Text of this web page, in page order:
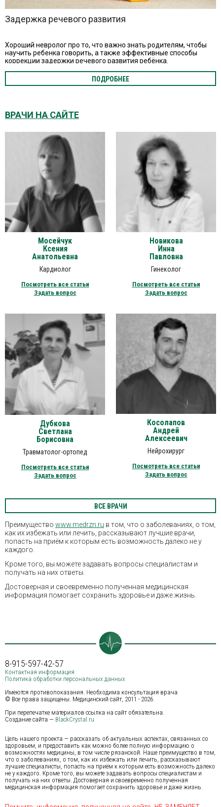
Задержка речевого развития
Хороший невролог про то, что важно знать родителям, чтобы
научить ребенка говорить, а также эффективные способы
коррекции задержки речевого развития ребёнка.
ПОДРОБНЕЕ
ВРАЧИ НА САЙТЕ
Мосейчук
Ксения
Анатольевна
Кардиолог
Посмотреть все статьи
Задать вопрос
Новикова
Инна
Павловна
Гинеколог
Посмотреть все статьи
Задать вопрос
Дубкова
Светлана
Борисовна
Травматолог-ортопед
Посмотреть все статьи
Задать вопрос
Косолапов
Андрей
Алексеевич
Нейрохирург
Посмотреть все статьи
Задать вопрос
ВСЕ ВРАЧИ
Преимущество www.medrzn.ru в том, что о заболеваниях, о том,
как их избежать или лечить, рассказывают лучшие врачи,
попасть на приём к которым есть возможность далеко не у
каждого.
Кроме того, вы можете задавать вопросы специалистам и
получать на них ответы.
Достоверная и своевременно полученная медицинская
информация помогает сохранить здоровье и даже жизнь.
8-915-597-42-57
Контактная информация
Политика обработки персональных данных
Имеются противопоказания. Необходима консультация врача
© Все права защищены. Медицинский сайт, 2011 - 2026.
При перепечатке материалов ссылка на сайт обязательна.
Создание сайта — BlackCrystal.ru
Цель нашего проекта — рассказать об актуальных аспектах, связанных со
здоровьем, и предоставить как можно более полную информацию о
возможностях медицины, в том числе рязанской. Наше преимущество в том,
что о заболеваниях, о том, как их избежать или лечить, рассказывают
лучшие специалисты, попасть на приём к которым есть возможность далеко
не у каждого. Кроме того, вы можете задавать вопросы специалистам и
получать на них ответы. Достоверная и своевременно полученная
медицинская информация помогает сохранить здоровье и даже жизнь.